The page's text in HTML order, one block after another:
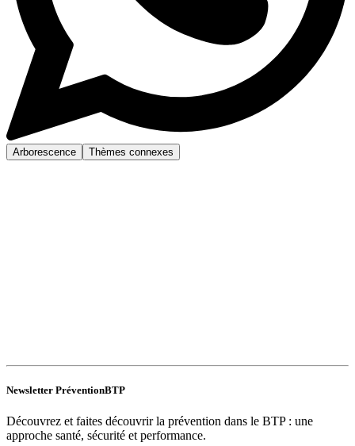
Arborescence Thèmes connexes
Newsletter PréventionBTP
Découvrez et faites découvrir la prévention dans le BTP : une
approche santé, sécurité et performance.